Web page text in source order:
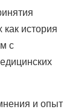
история
с
и опыт